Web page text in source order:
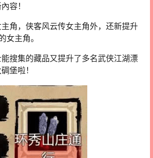
容！
角，侠客风云传女主角外，还新提升
女主角。
搜集的藏品又提升了多名武侠江湖漂
堡啦！